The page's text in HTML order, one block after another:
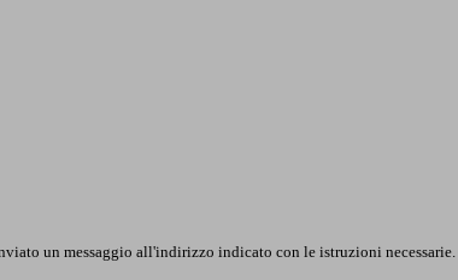
un messaggio all'indirizzo indicato con le istruzioni necessarie.